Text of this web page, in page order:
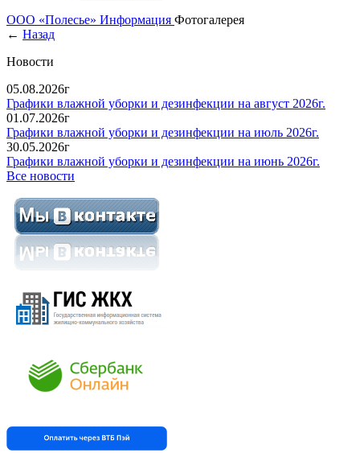
ООО «Полесье» Информация Фотогалерея
← Назад
Новости
05.08.2026г
Графики влажной уборки и дезинфекции на август 2026г.
01.07.2026г
Графики влажной уборки и дезинфекции на июль 2026г.
30.05.2026г
Графики влажной уборки и дезинфекции на июнь 2026г.
Все новости